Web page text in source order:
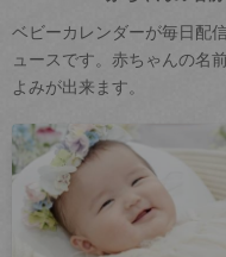
ベビーカレンダーが毎日配
ュースです。赤ちゃんの名
よみが出来ます。